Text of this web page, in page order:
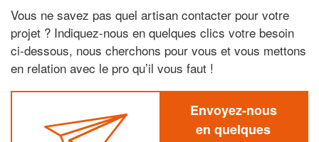
Vous ne savez pas quel artisan contacter pour votre
projet ? Indiquez-nous en quelques clics votre besoin
ci-dessous, nous cherchons pour vous et vous mettons
en relation avec le pro qu’il vous faut !
Envoyez-nous
en quelques